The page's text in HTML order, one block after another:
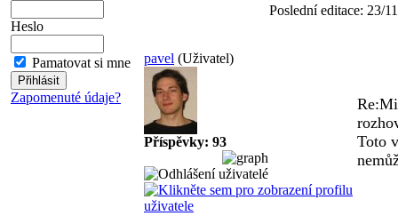
Heslo
Pamatovat si mne
Zapomenuté údaje?
Poslední editace: 23/
pavel (Uživatel)
Příspěvky: 93
Toto